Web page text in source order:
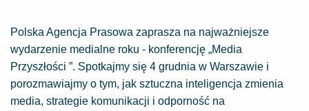
Polska Agencja Prasowa zaprasza na najważniejsze
wydarzenie medialne roku - konferencję „Media
Przyszłości ”. Spotkajmy się 4 grudnia w Warszawie i
porozmawiajmy o tym, jak sztuczna inteligencja zmienia
media, strategie komunikacji i odporność na